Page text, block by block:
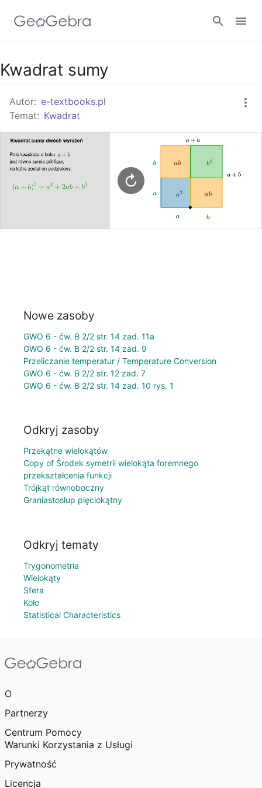
Google Classroom
GeoGebra Classroom
Kwadrat sumy
Autor: e-textbooks.pl
Temat: Kwadrat
Nowe zasoby
GWO 6 - ćw. B 2/2 str. 14 zad. 11a
GWO 6 - ćw. B 2/2 str. 14 zad. 9
Przeliczanie temperatur / Temperature Conversion
GWO 6 - ćw. B 2/2 str. 12 zad. 7
GWO 6 - ćw. B 2/2 str. 14 zad. 10 rys. 1
Odkryj zasoby
Przekątne wielokątów
Copy of Środek symetrii wielokąta foremnego
przekształcenia funkcji
Trójkąt równoboczny
Graniastosłup pięciokątny
Odkryj tematy
Trygonometria
Wielokąty
Sfera
Koło
Statistical Characteristics
O
Partnerzy
Centrum Pomocy
Warunki Korzystania z Usługi
Prywatność
Licencja